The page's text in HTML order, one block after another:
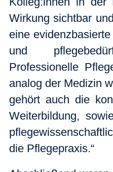
Wirkung sichtbar
eine
und
Professionelle
analog der Medizin
gehört auch die
Weiterbildung,
die Pflegepraxis.“